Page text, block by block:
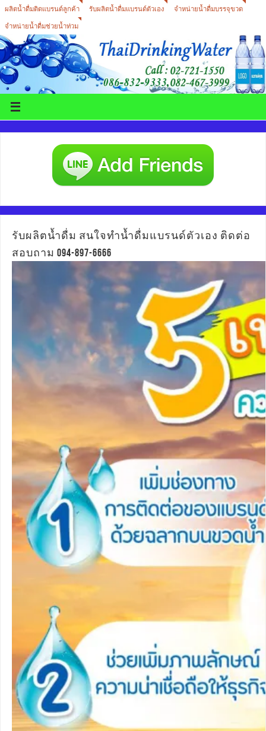
ผลิตน้ำดื่มติดแบรนด์ลูกค้า รับผลิตน้ำดื่มแบรนด์ตัวเอง
จำหน่ายน้ำดื่มบรรจุขวด
จำหน่ายน้ำดื่มช่วยน้ำท่วม
รับผลิตน้ำดื่ม สนใจทำน้ำดื่มแบรนด์ตัวเอง ติดต่อ
สอบถาม 094-897-6666